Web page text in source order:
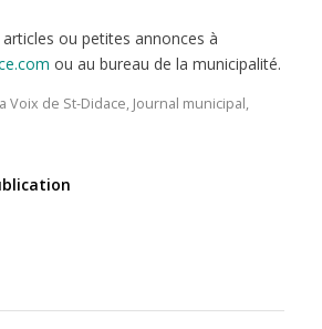
ou petites annonces à
ou au bureau de la municipalité.
Voix de St-Didace, Journal municipal,